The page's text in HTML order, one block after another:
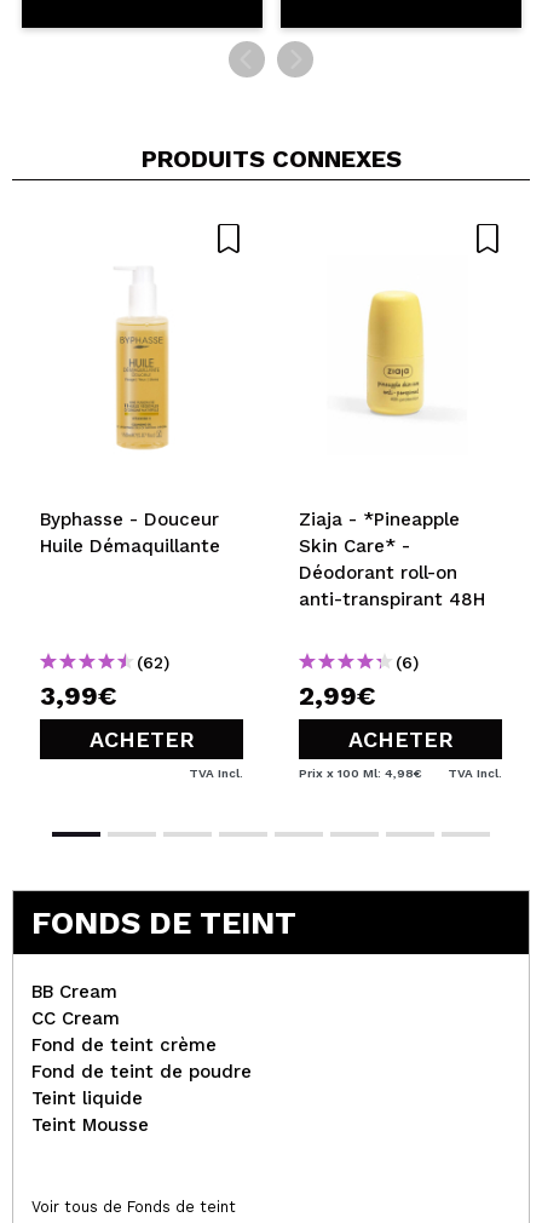
PRODUITS CONNEXES
Byphasse - Douceur
Huile Démaquillante
(62)
3,99€
ACHETER
TVA Incl.
Ziaja - *Pineapple
Skin Care* -
Déodorant roll-on
anti-transpirant 48H
(6)
2,99€
ACHETER
Prix x 100 Ml: 4,98€ TVA Incl.
FONDS DE TEINT
BB Cream
CC Cream
Fond de teint crème
Fond de teint de poudre
Teint liquide
Teint Mousse
Voir tous de Fonds de teint